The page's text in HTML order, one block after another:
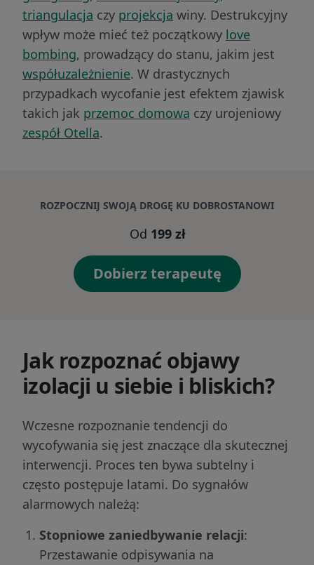
triangulacja czy projekcja winy. Destrukcyjny
wpływ może mieć też początkowy love
bombing, prowadzący do stanu, jakim jest
współuzależnienie. W drastycznych
przypadkach wycofanie jest efektem zjawisk
takich jak przemoc domowa czy urojeniowy
zespół Otella.
ROZPOCZNIJ SWOJĄ DROGĘ KU DOBROSTANOWI
Od 199 zł
Dobierz terapeutę
Jak rozpoznać objawy
izolacji u siebie i bliskich?
Wczesne rozpoznanie tendencji do
wycofywania się jest znaczące dla skutecznej
interwencji. Proces ten bywa subtelny i
często postępuje latami. Do sygnałów
alarmowych należą:
Stopniowe zaniedbywanie relacji:
Przestawanie odpisywania na